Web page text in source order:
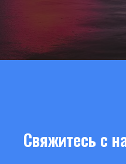
Свяжитесь с